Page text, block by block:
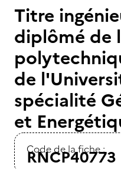
Titre
diplômé de
de
spécialité
et
Code de la fiche :
RNCP40773